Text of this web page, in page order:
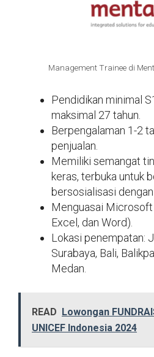
Management Trainee di
Pendidikan minimal
maksimal 27 tahun.
Berpengalaman 1-2
penjualan.
Memiliki semangat
keras, terbuka untuk
bersosialisasi
Menguasai
Excel, dan Word).
Lokasi penempatan:
Surabaya, Bali,
Medan.
READ Lowongan
UNICEF Indonesia 2024